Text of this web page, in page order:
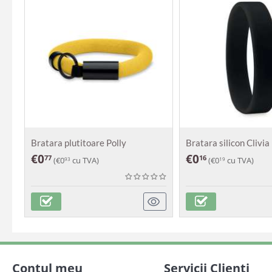
Bratara plutitoare Polly
€077 (€093 cu TVA)
Bratara silicon Clivia
€016 (€019 cu TVA)
Contul meu Servicii Clienti